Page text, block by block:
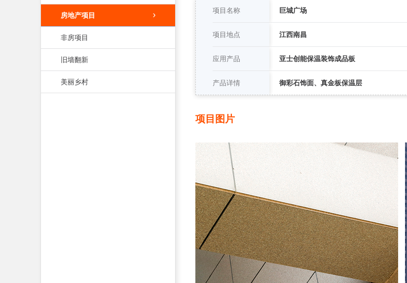
房地产项目
非房项目
旧墙翻新
美丽乡村
项目名称 巨城广场
项目地点 江西南昌
应用产品 亚士创能保温装饰成品板
产品详情 御彩石饰面、真金板保温层
项目图片